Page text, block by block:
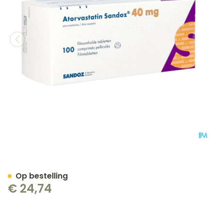
€ 24,74
Op bestelling